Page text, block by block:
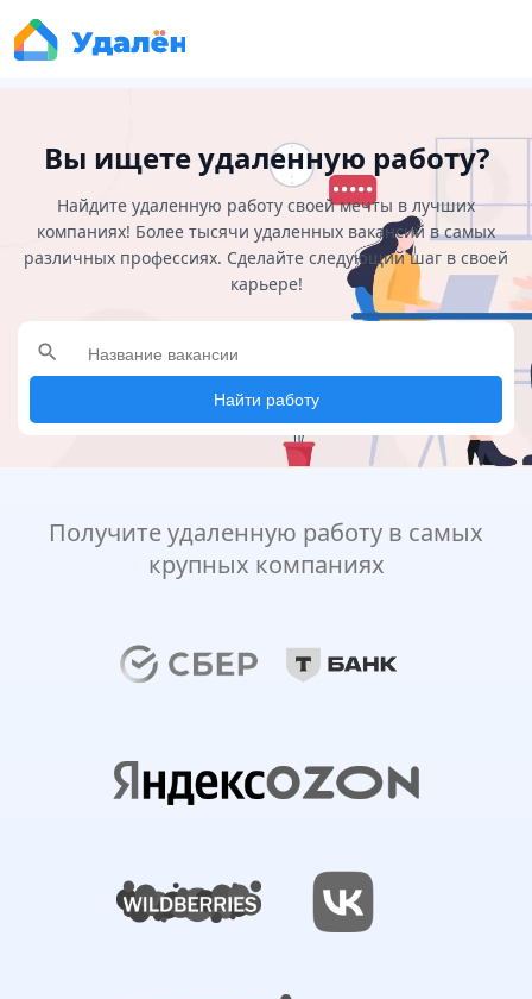
Вы ищете удаленную работу?
Найдите удаленную работу своей мечты в лучших
компаниях! Более тысячи удаленных вакансий в самых
различных профессиях. Сделайте следующий шаг в своей
карьере!
search
Найти работу
Получите удаленную работу в самых
крупных компаниях